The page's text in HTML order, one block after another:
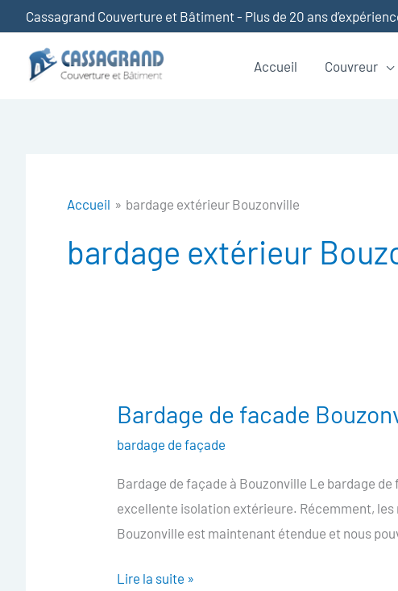
au
contenu
Cassagrand Couverture et Bâtiment - Plus de 20 ans
Accueil Couvreur
Accueil bardage extérieur Bouzonville
bardage extérieur
Bardage de facade
bardage de façade
Bardage de façade à Bouzonville Le bardage
excellente isolation extérieure. Récemment,
Bouzonville est maintenant étendue et nous
Bardage
Bouzonville
Lire la suite »